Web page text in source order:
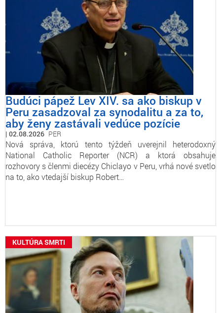
Budúci pápež Lev XIV. sa ako biskup v
Peru zasadzoval za synodalitu a za to,
aby ženy zastávali vedúce pozície
02.08.2026 PER
Nová správa, ktorú tento týždeň uverejnil heterodoxný
National Catholic Reporter (NCR) a ktorá obsahuje
rozhovory s členmi diecézy Chiclayo v Peru, vrhá nové svetlo
na to, ako vtedajší biskup Robert…
KULTÚRA SMRTI